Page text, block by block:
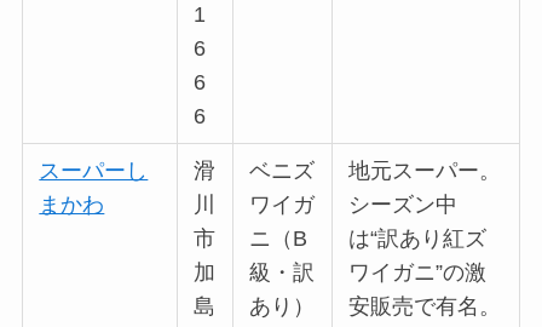
1
6
6
6
スーパーし
まかわ
滑
川
市
加
島
ベニズ
ワイガ
ニ（B
級・訳
あり）
地元スーパー。
シーズン中
は“訳あり紅ズ
ワイガニ”の激
安販売で有名。